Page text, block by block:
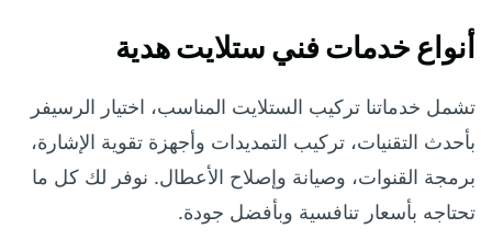
أنواع خدمات فني ستلايت هدية
تشمل خدماتنا تركيب الستلايت المناسب، اختيار الرسيفر
بأحدث التقنيات، تركيب التمديدات وأجهزة تقوية الإشارة،
برمجة القنوات، وصيانة وإصلاح الأعطال. نوفر لك كل ما
تحتاجه بأسعار تنافسية وبأفضل جودة.